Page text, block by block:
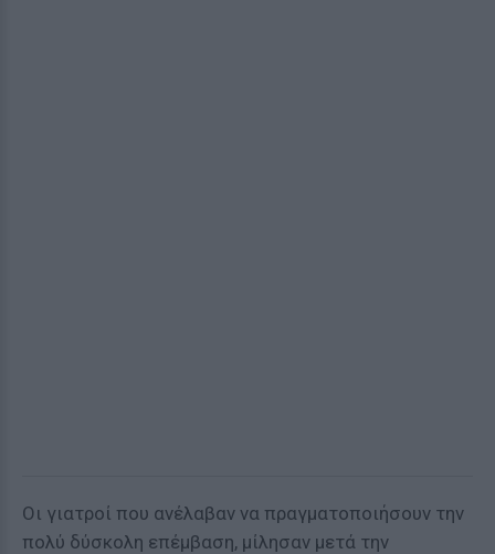
Οι γιατροί που ανέλαβαν να πραγματοποιήσουν την
πολύ δύσκολη επέμβαση, μίλησαν μετά την